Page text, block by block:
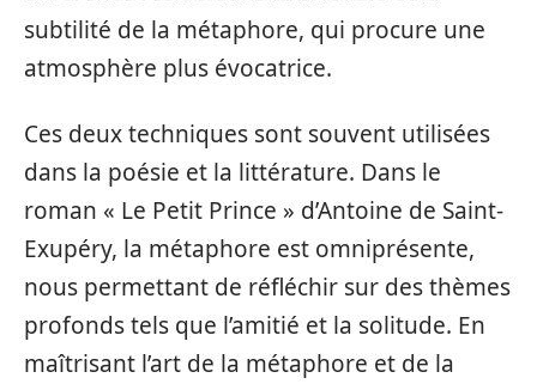
subtilité de la métaphore, qui procure une
atmosphère plus évocatrice.
Ces deux techniques sont souvent utilisées
dans la poésie et la littérature. Dans le
roman « Le Petit Prince » d’Antoine de Saint-
Exupéry, la métaphore est omniprésente,
nous permettant de réfléchir sur des thèmes
profonds tels que l’amitié et la solitude. En
maîtrisant l’art de la métaphore et de la